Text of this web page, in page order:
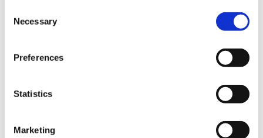
Selection
Necessary
Preferences
Statistics
Marketing
【PS4】ロックマンエグゼ アドバンスドコレクション 通
6,589円(税込)
在庫：× |329ポイント